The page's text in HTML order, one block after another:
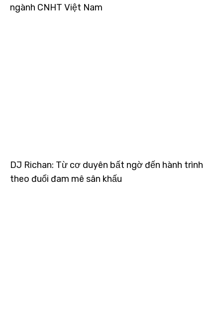
ngành CNHT Việt Nam
DJ Richan: Từ cơ duyên bất ngờ đến hành trình
theo đuổi đam mê sân khấu